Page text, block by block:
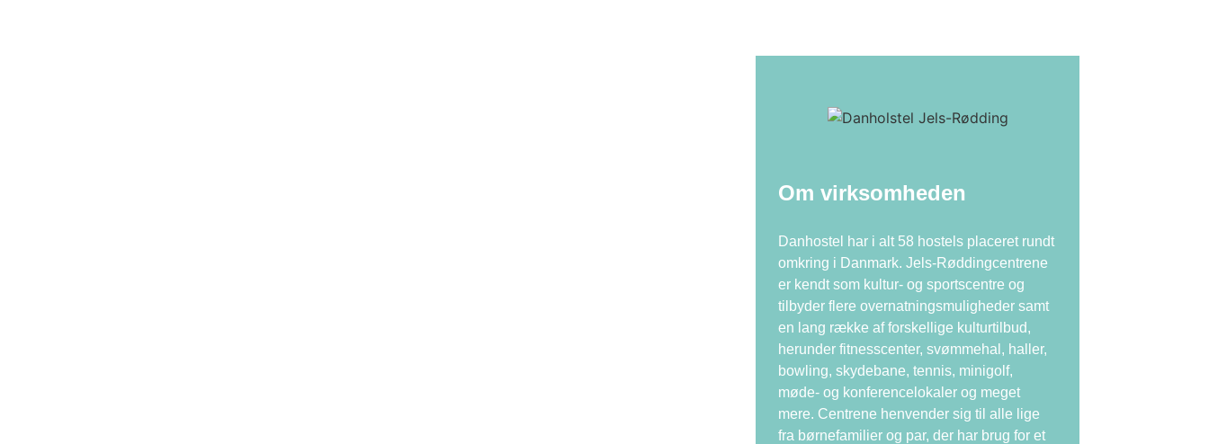
Om virksomheden
Danhostel har i alt 58 hostels placeret rundt
omkring i Danmark. Jels-Røddingcentrene
er kendt som kultur- og sportscentre og
tilbyder flere overnatningsmuligheder samt
en lang række af forskellige kulturtilbud,
herunder fitnesscenter, svømmehal, haller,
bowling, skydebane, tennis, minigolf,
møde- og konferencelokaler og meget
mere. Centrene henvender sig til alle lige
fra børnefamilier og par, der har brug for et